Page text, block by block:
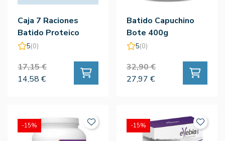
Caja 7 Raciones
Batido Proteico
Vainilla - Elbia
5(0)
17,15 €
14,58 €
Batido Capuchino
Bote 400g
5(0)
32,90 €
27,97 €
-15% -15%